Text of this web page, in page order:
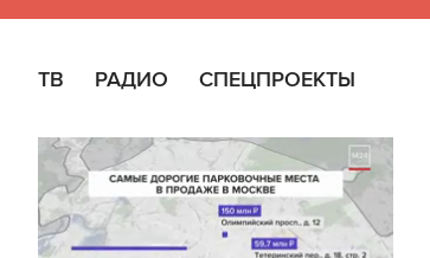
ТВ РАДИО СПЕЦПРОЕКТЫ